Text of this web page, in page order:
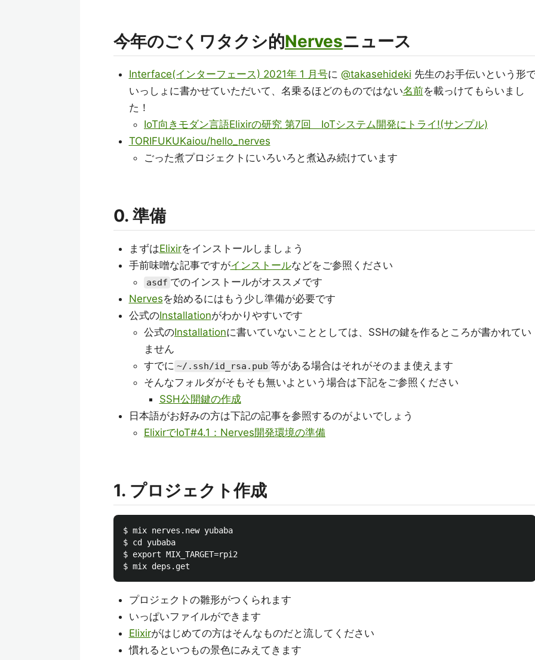
今年のごくワタクシ的Nervesニュース
Interface(インターフェース) 2021年 1 月号に @takasehideki 先生のお手伝いという形
いっしょに書かせていただいて、名乗るほどのものではない名前を載っけてもらいまし
た！
IoT向きモダン言語Elixirの研究 第7回 IoTシステム開発にトライ!(サンプル)
TORIFUKUKaiou/hello_nerves
ごった煮プロジェクトにいろいろと煮込み続けています
0. 準備
まずはElixirをインストールしましょう
手前味噌な記事ですがインストールなどをご参照ください
asdf でのインストールがオススメです
Nervesを始めるにはもう少し準備が必要です
公式のInstallationがわかりやすいです
公式のInstallationに書いていないこととしては、SSHの鍵を作るところが書かれてい
ません
すでに ~/.ssh/id_rsa.pub 等がある場合はそれがそのまま使えます
そんなフォルダがそもそも無いよという場合は下記をご参照ください
SSH公開鍵の作成
日本語がお好みの方は下記の記事を参照するのがよいでしょう
ElixirでIoT#4.1：Nerves開発環境の準備
1. プロジェクト作成
$ mix nerves.new yubaba
$ cd yubaba
$ export MIX_TARGET=rpi2
プロジェクトの雛形がつくられます
いっぱいファイルができます
Elixirがはじめての方はそんなものだと流してください
慣れるといつもの景色にみえてきます